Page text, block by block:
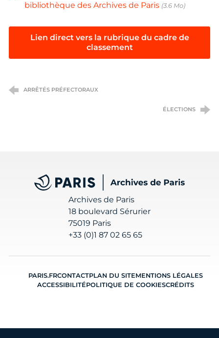
bibliothèque des Archives de Paris (3.6 Mo)
Lien direct vers la rubrique du cadre de
classement
ARRÊTÉS PRÉFECTORAUX
ÉLECTIONS
Archives de Paris
Archives de Paris
18 boulevard Sérurier
75019 Paris
+33 (0)1 87 02 65 65
PARIS.FRCONTACTPLAN DU SITEMENTIONS LÉGALES
ACCESSIBILITÉPOLITIQUE DE COOKIESCRÉDITS